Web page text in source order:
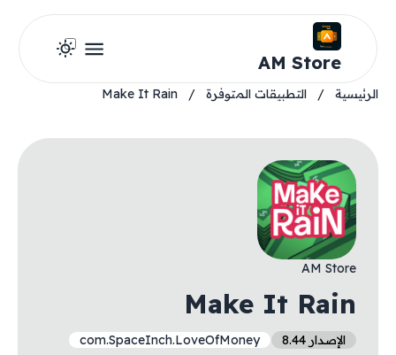
AM Store
الرئيسية / التطبيقات المتوفرة /
Make It Rain
AM Store
Make It Rain
الإصدار 8.44 com.SpaceInch.LoveOfMoney